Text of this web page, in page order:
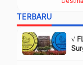
TERBARU
√